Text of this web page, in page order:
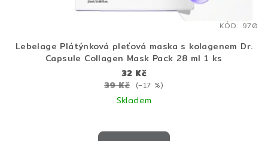
Lebelage Plátýnková pleťová maska s kolagenem Dr.
Capsule Collagen Mask Pack 28 ml 1 ks
32 Kč
39 Kč (–17 %)
Skladem
KÓD: 970